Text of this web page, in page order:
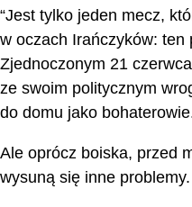
“Jest tylko jeden mecz,
w oczach Irańczyków: ten
Zjednoczonym 21
ze swoim politycznym
do domu jako
Ale oprócz boiska, przed
wysuną się inne problemy.